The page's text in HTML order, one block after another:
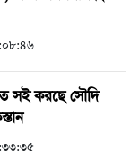
সই করছে সৌদি